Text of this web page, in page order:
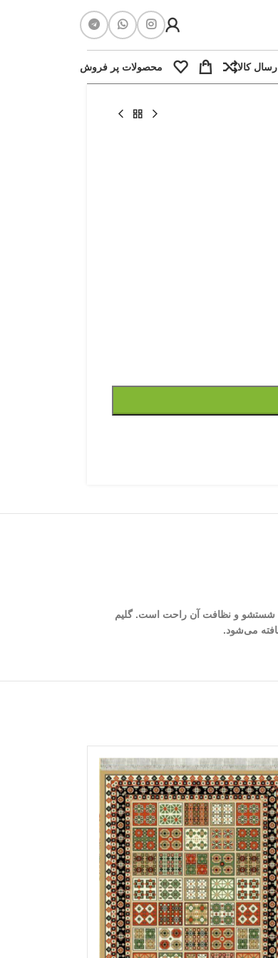
کالا محصولات پر فروش
شستشو و نظافت آن راحت است. گلیم